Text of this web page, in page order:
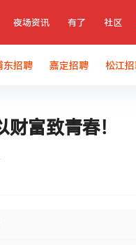
夜场资讯 有了 社区
东招聘 嘉定招聘 松江
富致青春！